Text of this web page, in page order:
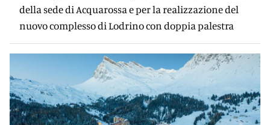
della sede di Acquarossa e per la realizzazione del
nuovo complesso di Lodrino con doppia palestra